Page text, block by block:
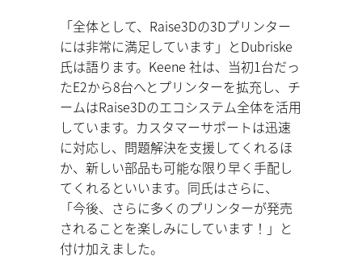
「全体として、Raise3Dの3Dプリンター
には非常に満足しています」とDubriske
氏は語ります。Keene 社は、当初1台だっ
たE2から8台へとプリンターを拡充し、チ
ームはRaise3Dのエコシステム全体を活用
しています。カスタマーサポートは迅速
に対応し、問題解決を支援してくれるほ
か、新しい部品も可能な限り早く手配し
てくれるといいます。同氏はさらに、
「今後、さらに多くのプリンターが発売
されることを楽しみにしています！」と
付け加えました。